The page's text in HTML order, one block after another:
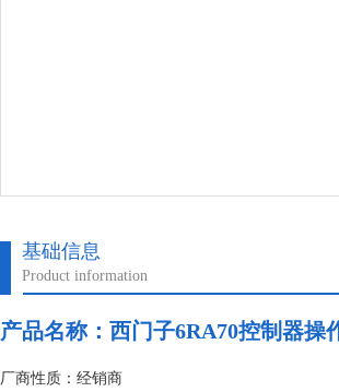
基础信息
Product information
产品名称： 西门子6RA70控制器操
厂商性质：经销商